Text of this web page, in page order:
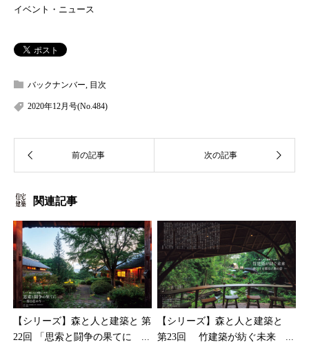
イベント・ニュース
バックナンバー, 目次
2020年12月号(No.484)
関連記事
【シリーズ】森と人と建築と 第
22回 「思索と闘争の果てに ...
【シリーズ】森と人と建築と
第23回 竹建築が紡ぐ未来 ...